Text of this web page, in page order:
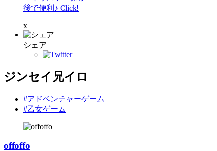
後で便利♪ Click!
x
シェア
ジンセイ兄イロ
#アドベンチャーゲーム
#乙女ゲーム
offoffo